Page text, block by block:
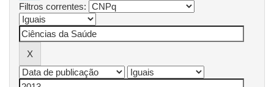
Filtros correntes: